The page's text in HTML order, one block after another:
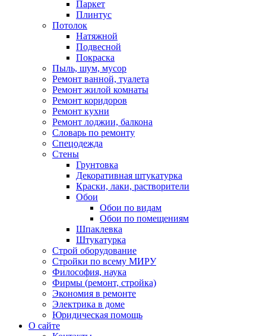
Паркет
Плинтус
Потолок
Натяжной
Подвесной
Покраска
Пыль, шум, мусор
Ремонт ванной, туалета
Ремонт жилой комнаты
Ремонт коридоров
Ремонт кухни
Ремонт лоджии, балкона
Словарь по ремонту
Спецодежда
Стены
Грунтовка
Декоративная штукатурка
Краски, лаки, растворители
Обои
Обои по видам
Обои по помещениям
Шпаклевка
Штукатурка
Строй оборудование
Стройки по всему МИРУ
Философия, наука
Фирмы (ремонт, стройка)
Экономия в ремонте
Электрика в доме
Юридическая помощь
О сайте